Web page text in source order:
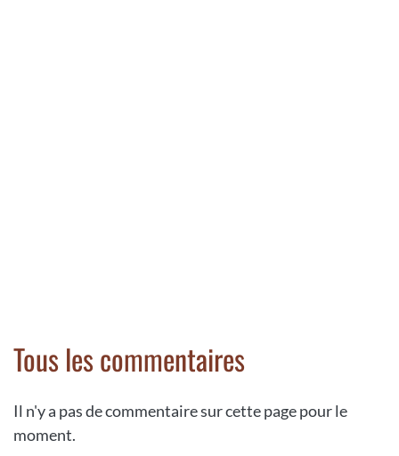
Tous les commentaires
Il n'y a pas de commentaire sur cette page pour le
moment.